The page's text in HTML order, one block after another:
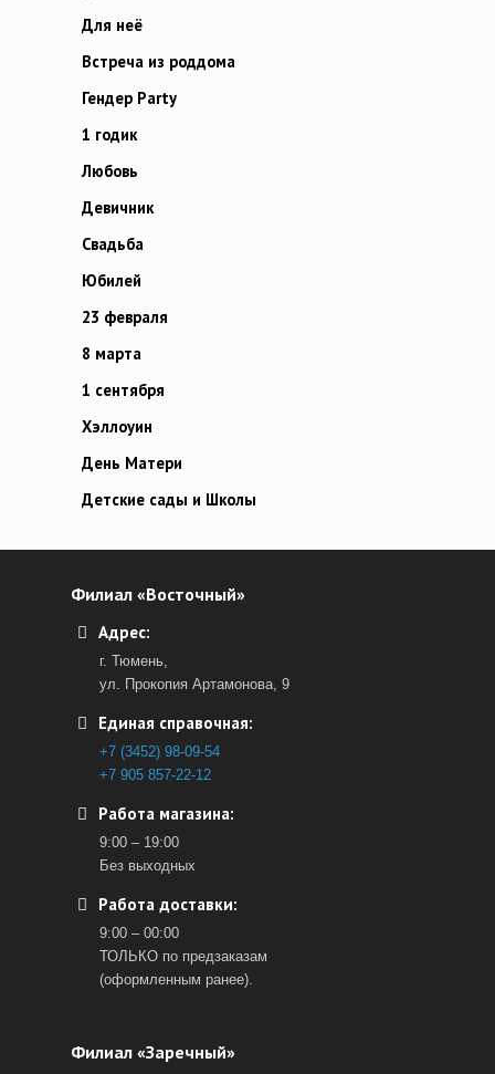
Для неё
Встреча из роддома
Гендер Party
1 годик
Любовь
Девичник
Свадьба
Юбилей
23 февраля
8 марта
1 сентября
Хэллоуин
День Матери
Детские сады и Школы
Филиал «Восточный»
Адрес:
г. Тюмень,
ул. Прокопия Артамонова, 9
Единая справочная:
+7 (3452) 98-09-54
+7 905 857-22-12
Работа магазина:
9:00 – 19:00
Без выходных
Работа доставки:
9:00 – 00:00
ТОЛЬКО по предзаказам
(оформленным ранее).
Филиал «Заречный»